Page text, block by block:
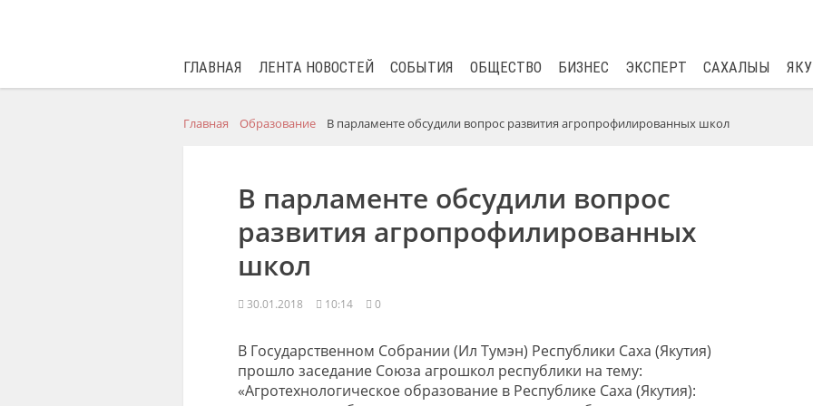
ГЛАВНАЯ ЛЕНТА НОВОСТЕЙ СОБЫТИЯ ОБЩЕСТВО БИЗНЕС ЭКСПЕРТ САХАЛЫЫ
Главная Образование В парламенте обсудили вопрос развития агропрофилированных школ
В парламенте обсудили вопрос
развития агропрофилированных
школ
30.01.2018 10:14 0
В Государственном Собрании (Ил Тумэн) Республики Саха (Якутия)
прошло заседание Союза агрошкол республики на тему:
«Агротехнологическое образование в Республике Саха (Якутия):